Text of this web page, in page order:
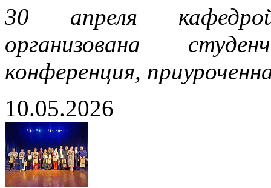
30 апреля
организована
конференция,
10.05.2026